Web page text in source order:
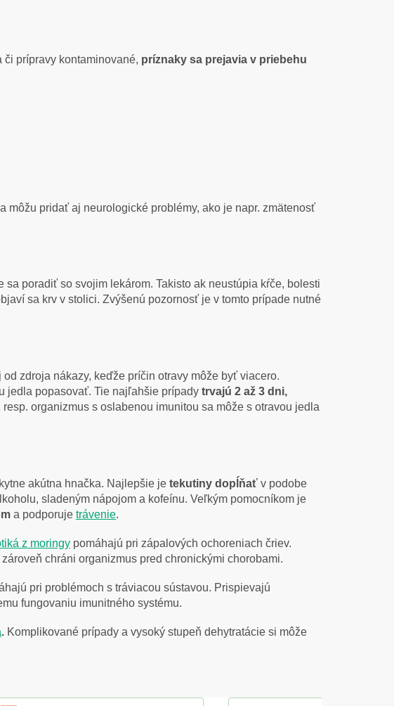
prípravy kontaminované, príznaky sa prejavia v priebehu
pridať aj neurologické problémy, ako je napr. zmätenosť
sa poradiť so svojim lekárom. Takisto ak neustúpia kŕče, bolesti
sa krv v stolici. Zvýšenú pozornosť je v tomto prípade nutné
zdroja nákazy, keďže príčin otravy môže byť viacero.
jedla popasovať. Tie najľahšie prípady trvajú 2 až 3 dni,
organizmus s oslabenou imunitou sa môže s otravou jedla
akútna hnačka. Najlepšie je tekutiny dopĺňať v podobe
sladeným nápojom a kofeínu. Veľkým pomocníkom je
a podporuje trávenie.
z moringy pomáhajú pri zápalových ochoreniach čriev.
zároveň chráni organizmus pred chronickými chorobami.
pri problémoch s tráviacou sústavou. Prispievajú
fungovaniu imunitného systému.
. Komplikované prípady a vysoký stupeň dehytratácie si môže